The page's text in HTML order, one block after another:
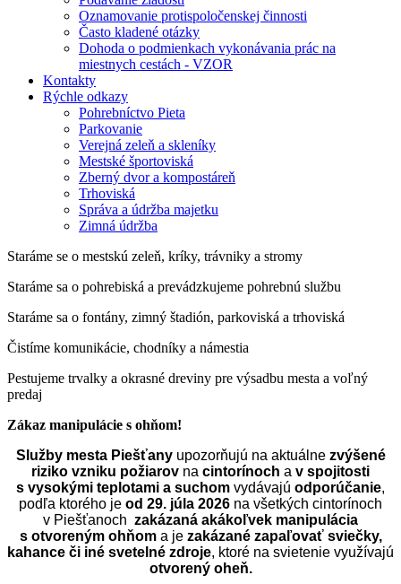
Oznamovanie protispoločenskej činnosti
Často kladené otázky
Dohoda o podmienkach vykonávania prác na
miestnych cestách - VZOR
Kontakty
Rýchle odkazy
Pohrebníctvo Pieta
Parkovanie
Verejná zeleň a skleníky
Mestské športoviská
Zberný dvor a kompostáreň
Trhoviská
Správa a údržba majetku
Zimná údržba
Staráme se o mestskú zeleň, kríky, trávniky a stromy
Staráme sa o pohrebiská a prevádzkujeme pohrebnú službu
Staráme sa o fontány, zimný štadión, parkoviská a trhoviská
Čistíme komunikácie, chodníky a námestia
Pestujeme trvalky a okrasné dreviny pre výsadbu mesta a voľný
predaj
Zákaz manipulácie s ohňom!
Služby mesta Piešťanyupozorňujú na aktuálne zvýšené
riziko vzniku požiarov na cintorínoch a v spojitosti
s vysokými teplotami a suchom vydávajú odporúčanie,
podľa ktorého je od 29. júla 2026 na všetkých cintorínoch
v Piešťanoch zakázaná akákoľvek manipulácia
s otvoreným ohňoma je zakázané zapaľovať sviečky,
kahance či iné svetelné zdroje, ktoré na svietenie využívajú
otvorený oheň.